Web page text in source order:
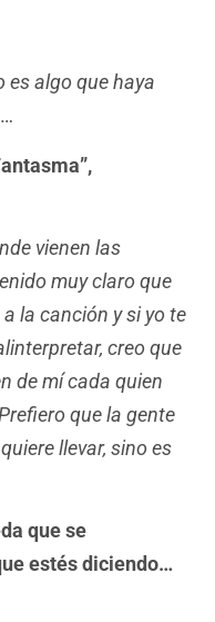
es algo que haya
…
vienen las
muy claro que
la canción y si yo te
creo que
de mí cada quien
que la gente
llevar, sino es
que se
estés diciendo…